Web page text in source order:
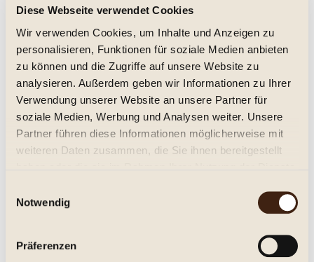
Diese Webseite verwendet Cookies
Wir verwenden Cookies, um Inhalte und Anzeigen zu
personalisieren, Funktionen für soziale Medien anbieten
zu können und die Zugriffe auf unsere Website zu
analysieren. Außerdem geben wir Informationen zu Ihrer
Verwendung unserer Website an unsere Partner für
soziale Medien, Werbung und Analysen weiter. Unsere
Partner führen diese Informationen möglicherweise mit
weiteren Daten zusammen, die Sie ihnen bereitgestellt
Notwendig
Präferenzen
trocken, Jg. 2023
11,95 € *
0.75 Liter(15,93 € * / 1 Liter)
Details